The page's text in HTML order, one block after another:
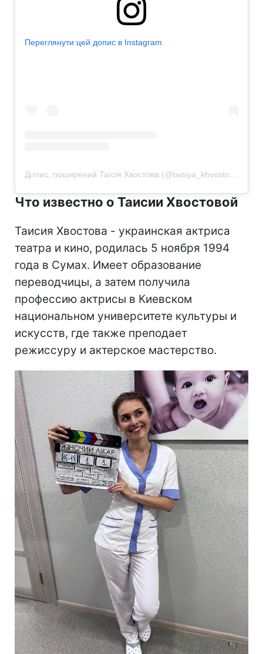
Переглянути цей допис в Instagram
Допис, поширений Таїсія Хвостова (@taisiya_khvostova)
Что известно о Таисии Хвостовой
Таисия Хвостова - украинская актриса
театра и кино, родилась 5 ноября 1994
года в Сумах. Имеет образование
переводчицы, а затем получила
профессию актрисы в Киевском
национальном университете культуры и
искусств, где также преподает
режиссуру и актерское мастерство.